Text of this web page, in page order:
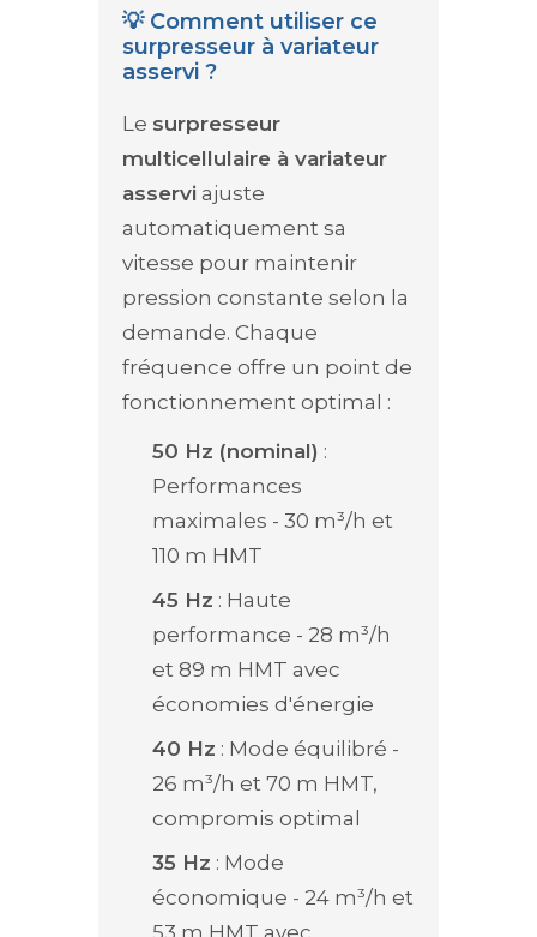
💡 Comment utiliser ce
surpresseur à variateur
asservi ?
Le surpresseur
multicellulaire à variateur
asservi ajuste
automatiquement sa
vitesse pour maintenir
pression constante selon la
demande. Chaque
fréquence offre un point de
fonctionnement optimal :
50 Hz (nominal) :
Performances
maximales - 30 m³/h et
110 m HMT
45 Hz : Haute
performance - 28 m³/h
et 89 m HMT avec
économies d'énergie
40 Hz : Mode équilibré -
26 m³/h et 70 m HMT,
compromis optimal
35 Hz : Mode
économique - 24 m³/h et
53 m HMT avec